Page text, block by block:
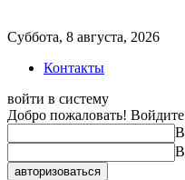
Суббота, 8 августа, 2026
Контакты
войти в систему
Добро пожаловать!